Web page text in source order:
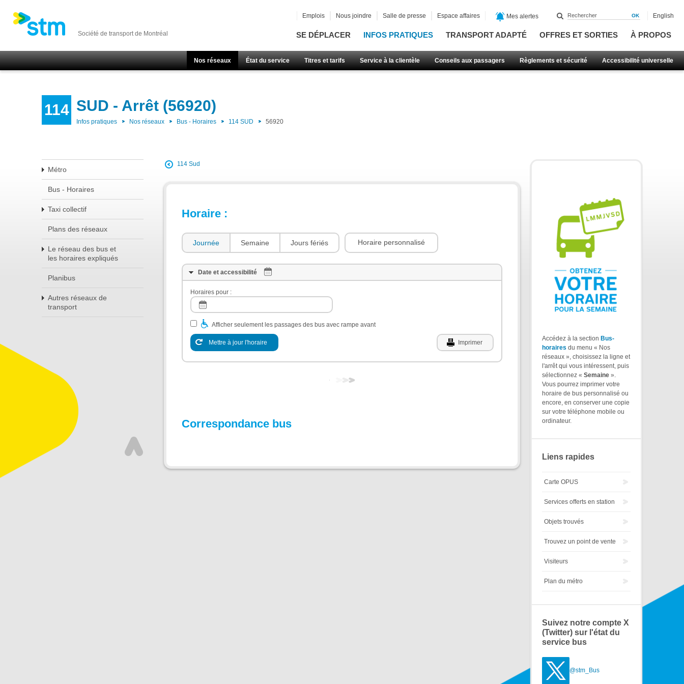
Société de transport de Montréal SE DÉPLACER INFOS PRATIQUES TRANSPORT ADAPTÉ OFFRES ET SORTIES À PROPOS
Nos réseaux État du service Titres et tarifs Service à la clientèle Conseils aux passagers Règlements et sécurité Accessibilité universelle
Emplois Nous joindre Salle de presse Espace affaires Mes alertes English
114 SUD - Arrêt (56920)
Infos pratiques Nos réseaux Bus - Horaires 114 SUD 56920
Métro
Bus - Horaires
Taxi collectif
Plans des réseaux
Le réseau des bus et
les horaires expliqués
Planibus
Autres réseaux de
transport
114 Sud
Horaire :
Journée Semaine Jours fériés Horaire personnalisé
Date et accessibilité
Horaires pour :
Afficher seulement les passages des bus avec rampe avant
Mettre à jour l'horaire Imprimer
Correspondance bus
Accédez à la section Bus-
horaires du menu « Nos
réseaux », choisissez la ligne et
l'arrêt qui vous intéressent, puis
sélectionnez « Semaine ».
Vous pourrez imprimer votre
horaire de bus personnalisé ou
encore, en conserver une copie
sur votre téléphone mobile ou
ordinateur.
Liens rapides
Carte OPUS
Services offerts en station
Objets trouvés
Trouvez un point de vente
Visiteurs
Plan du métro
Suivez notre compte X
(Twitter) sur l'état du
service bus
@stm_Bus